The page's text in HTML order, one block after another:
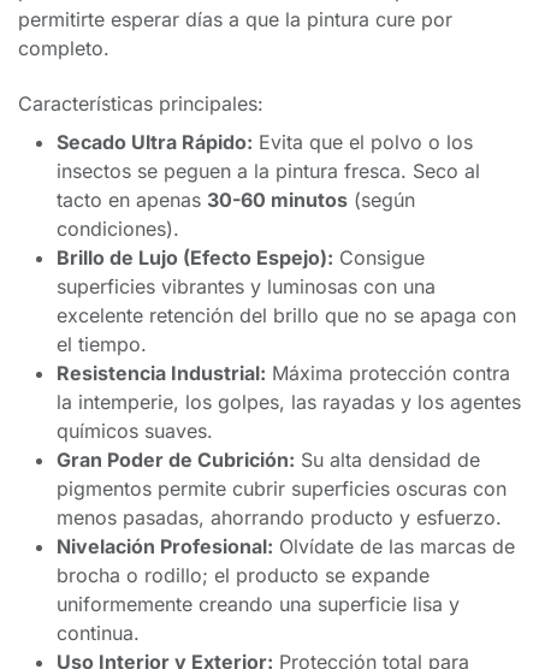
permitirte esperar días a que la pintura cure por
completo.
Características principales:
Secado Ultra Rápido: Evita que el polvo o los
insectos se peguen a la pintura fresca. Seco al
tacto en apenas 30-60 minutos (según
condiciones).
Brillo de Lujo (Efecto Espejo): Consigue
superficies vibrantes y luminosas con una
excelente retención del brillo que no se apaga con
el tiempo.
Resistencia Industrial: Máxima protección contra
la intemperie, los golpes, las rayadas y los agentes
químicos suaves.
Gran Poder de Cubrición: Su alta densidad de
pigmentos permite cubrir superficies oscuras con
menos pasadas, ahorrando producto y esfuerzo.
Nivelación Profesional: Olvídate de las marcas de
brocha o rodillo; el producto se expande
uniformemente creando una superficie lisa y
continua.
Uso Interior y Exterior: Protección total para